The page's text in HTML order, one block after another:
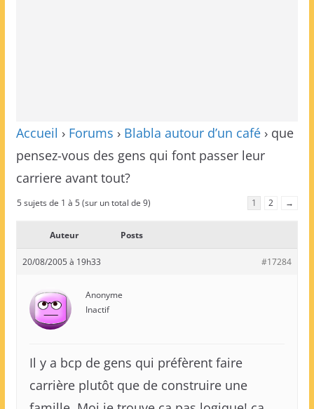
Accueil › Forums › Blabla autour d’un café › que
pensez-vous des gens qui font passer leur
carriere avant tout?
5 sujets de 1 à 5 (sur un total de 9) 1 2 →
Auteur Posts
20/08/2005 à 19h33 #17284
Anonyme
Inactif
Il y a bcp de gens qui préfèrent faire
carrière plutôt que de construire une